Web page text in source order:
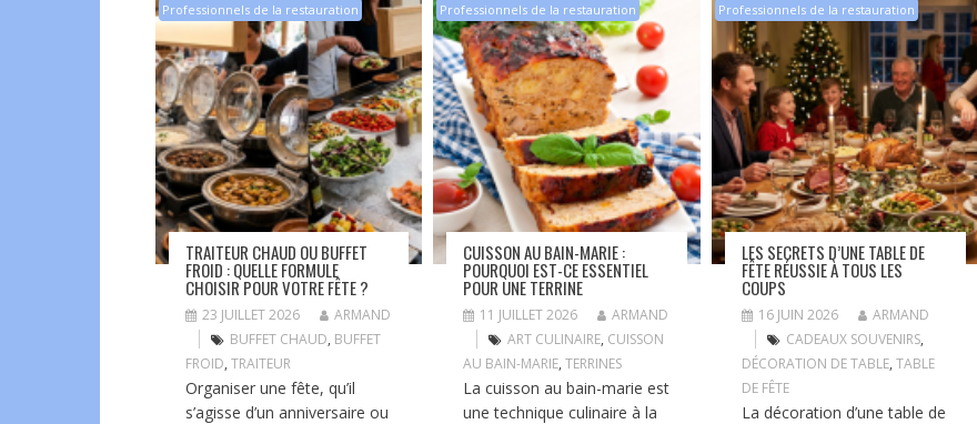
Professionnels de la restauration
TRAITEUR CHAUD OU BUFFET
FROID : QUELLE FORMULE
CHOISIR POUR VOTRE FÊTE ?
23 JUILLET 2026
ARMAND
BUFFET CHAUD, BUFFET
FROID, TRAITEUR
Organiser une fête, qu’il
s’agisse d’un anniversaire ou
Professionnels de la restauration
CUISSON AU BAIN-MARIE :
POURQUOI EST-CE ESSENTIEL
POUR UNE TERRINE
11 JUILLET 2026
ARMAND
ART CULINAIRE, CUISSON
AU BAIN-MARIE,TERRINES
La cuisson au bain-marie est
une technique culinaire à la
Professionnels de la restauration
LES SECRETS D’UNE TABLE DE
FÊTE RÉUSSIE À TOUS LES
COUPS
16 JUIN 2026
ARMAND
CADEAUX SOUVENIRS,
DÉCORATION DE TABLE,TABLE
DE FÊTE
La décoration d’une table de